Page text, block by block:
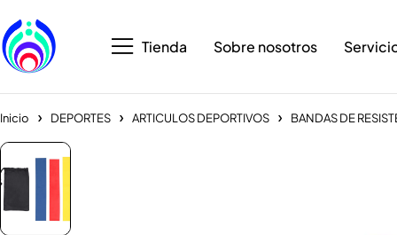
Tienda Sobre nosotros
Inicio DEPORTES ARTICULOS DEPORTIVOS BANDAS DE